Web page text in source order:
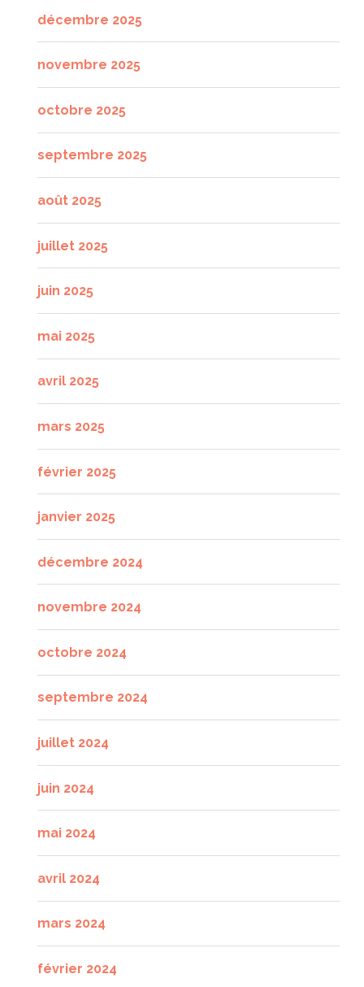
décembre 2025
novembre 2025
octobre 2025
septembre 2025
août 2025
juillet 2025
juin 2025
mai 2025
avril 2025
mars 2025
février 2025
janvier 2025
décembre 2024
novembre 2024
octobre 2024
septembre 2024
juillet 2024
juin 2024
mai 2024
avril 2024
mars 2024
février 2024